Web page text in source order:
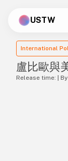
USTW
International
盧比歐與
Release time: |